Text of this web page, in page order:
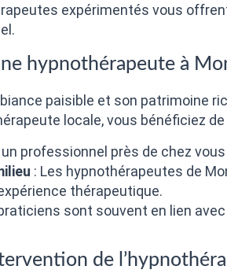
expérimentés vous
hypnothérapeute à
paisible et son patrimoine
locale, vous bénéficiez
un professionnel près de chez
: Les hypnothérapeutes de
thérapeutique.
sont souvent en lien
de